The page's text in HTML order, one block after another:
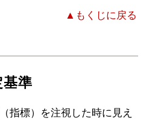
▲もくじに戻る
準
指標）を注視した時に見え